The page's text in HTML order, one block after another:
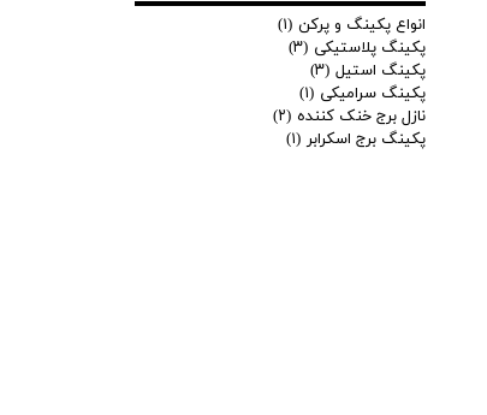
انواع پکینگ و پرکن (۱)
پکینگ پلاستیکی (۳)
پکینگ استیل (۳)
پکینگ سرامیکی (۱)
نازل برج خنک کننده (۲)
پکینگ برج اسکرابر (۱)